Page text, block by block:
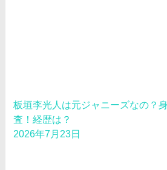
板垣李光人は元ジャニーズなの？
査！経歴は？
2026年7月23日